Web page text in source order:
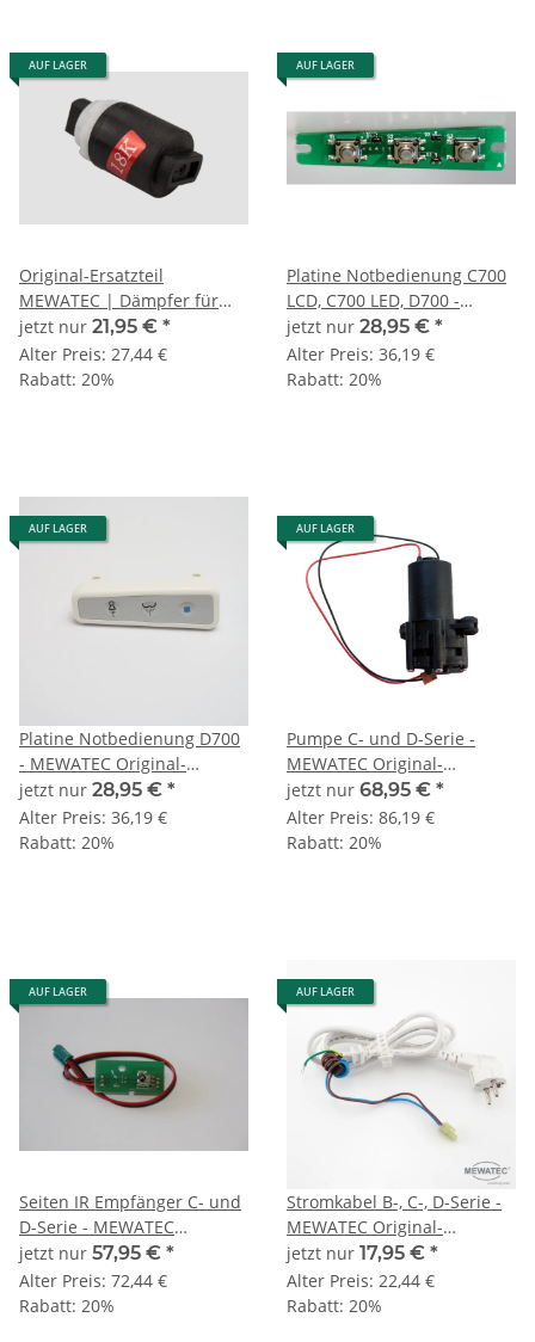
AUF LAGER
Original-Ersatzteil
MEWATEC | Dämpfer für
Deckel D-Serie 1.0 und 2.0
jetzt nur 21,95 € *
Alter Preis: 27,44 €
Rabatt: 20%
AUF LAGER
Platine Notbedienung C700
LCD, C700 LED, D700 -
MEWATEC Original-
Ersatzteil
jetzt nur 28,95 € *
Alter Preis: 36,19 €
Rabatt: 20%
AUF LAGER
Platine Notbedienung D700
- MEWATEC Original-
Ersatzteil
jetzt nur 28,95 € *
Alter Preis: 36,19 €
Rabatt: 20%
AUF LAGER
Pumpe C- und D-Serie -
MEWATEC Original-
Ersatzteil
jetzt nur 68,95 € *
Alter Preis: 86,19 €
Rabatt: 20%
AUF LAGER
Seiten IR Empfänger C- und
D-Serie - MEWATEC
Original-Ersatzteil
jetzt nur 57,95 € *
Alter Preis: 72,44 €
Rabatt: 20%
AUF LAGER
Stromkabel B-, C-, D-Serie -
MEWATEC Original-
Ersatzteil
jetzt nur 17,95 € *
Alter Preis: 22,44 €
Rabatt: 20%